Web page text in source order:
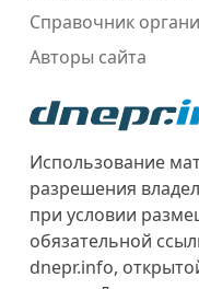
Справочник
Авторы сайта
Использование
разрешения
при условии
обязательной
dnepr.info,